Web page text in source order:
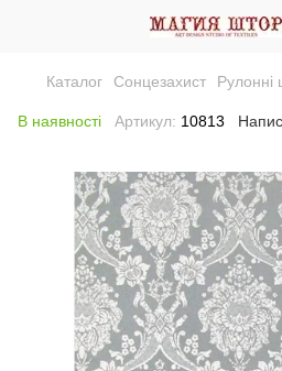
Каталог Сонцезахист Рулонні
В наявності Артикул: 10813